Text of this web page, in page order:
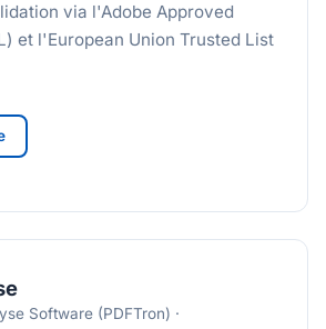
via l'Adobe Approved
et l'European Union Trusted List
Software (PDFTron) ·